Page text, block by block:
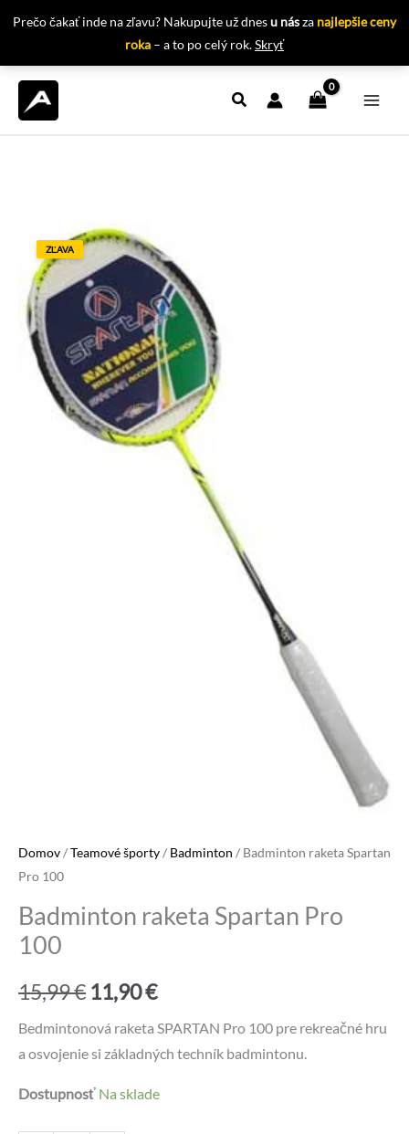
Prečo čakať inde na zľavu? Nakupujte už dnesu násza najlepšie ceny
roka – a to po celý rok.Skryť
Preskočiť
ZĽAVA
Domov/Teamové športy/ Badminton / Badminton raketa Spartan
Pro 100
Badminton raketa Spartan Pro
100
15,99€ Pôvodná
cena
15,99 €.
11,90€Aktuálna
cena
je:
11,90 €.
Bedmintonová raketa SPARTAN Pro 100 pre rekreačné hru
a osvojenie si základných techník badmintonu.
Dostupnosť Na sklade